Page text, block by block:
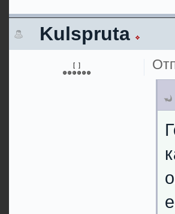
Kulspruta
[ ]